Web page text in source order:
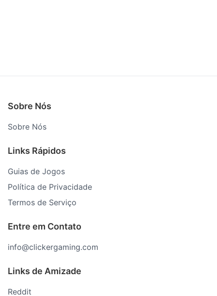
Sobre Nós
Sobre Nós
Links Rápidos
Guias de Jogos
Política de Privacidade
Termos de Serviço
Entre em Contato
info@clickergaming.com
Links de Amizade
Reddit